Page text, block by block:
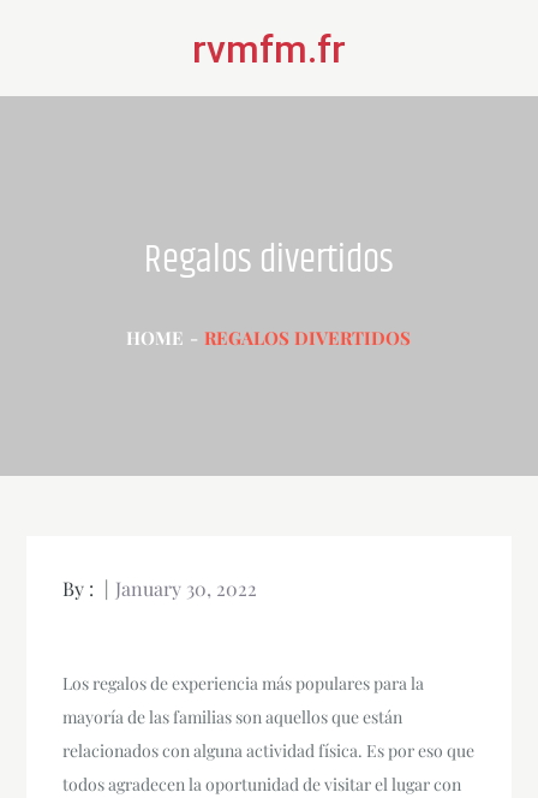
rvmfm.fr
Regalos divertidos
HOME REGALOS DIVERTIDOS
By : January 30, 2022
Los regalos de experiencia más populares para la
mayoría de las familias son aquellos que están
relacionados con alguna actividad física. Es por eso que
todos agradecen la oportunidad de visitar el lugar con